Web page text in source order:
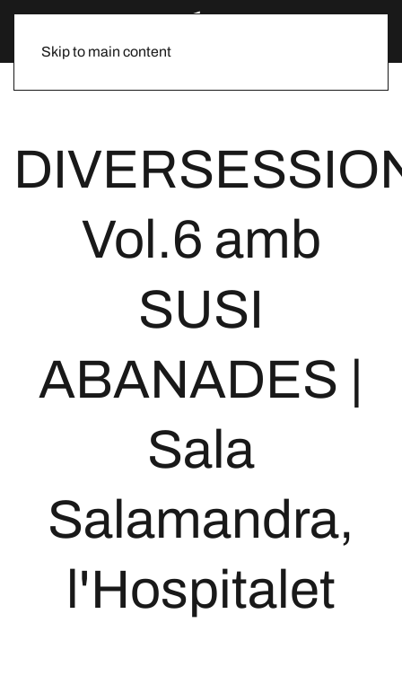
Skip to main content
Vol.6 amb
SUSI
ABANADES |
Sala
Salamandra,
l'Hospitalet